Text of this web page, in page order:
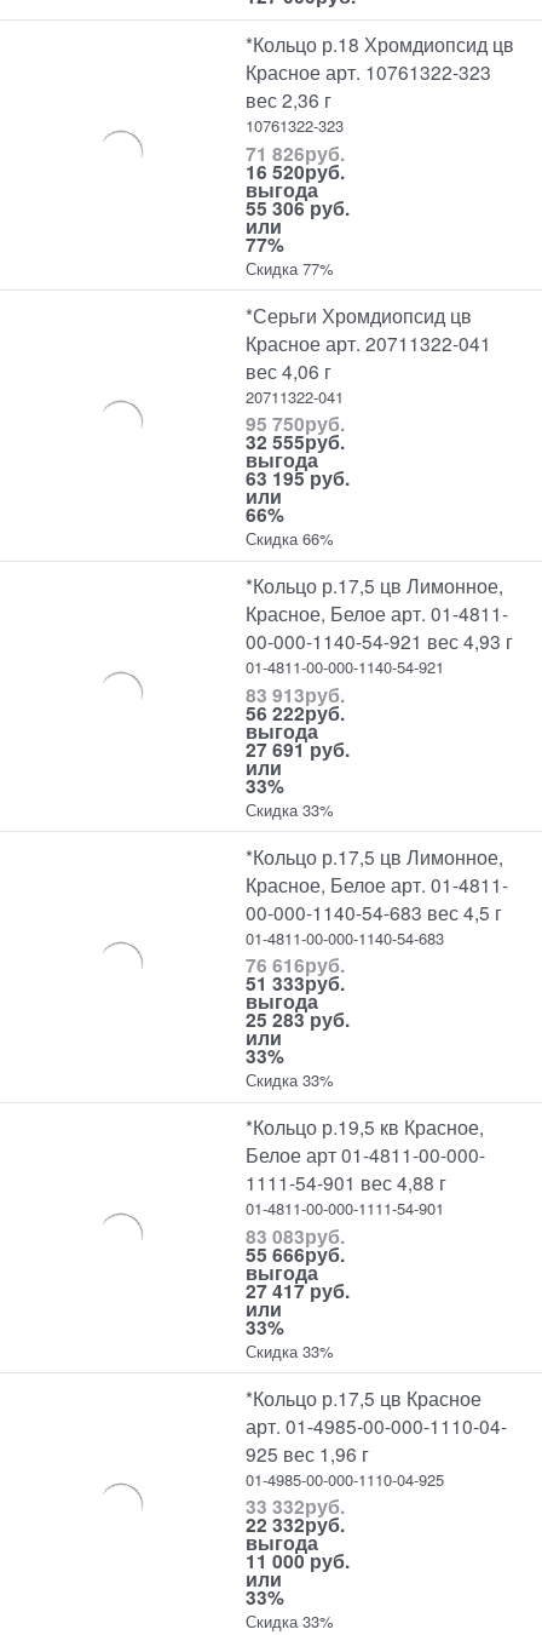
*Кольцо р.18 Хромдиопсид цв
Красное арт. 10761322-323
вес 2,36 г
10761322-323
71 826руб.
16 520руб.
выгода
55 306 руб.
или
77%
Скидка 77%
*Серьги Хромдиопсид цв
Красное арт. 20711322-041
вес 4,06 г
20711322-041
95 750руб.
32 555руб.
выгода
63 195 руб.
или
66%
Скидка 66%
*Кольцо р.17,5 цв Лимонное,
Красное, Белое арт. 01-4811-
00-000-1140-54-921 вес 4,93 г
01-4811-00-000-1140-54-921
83 913руб.
56 222руб.
выгода
27 691 руб.
или
33%
Скидка 33%
*Кольцо р.17,5 цв Лимонное,
Красное, Белое арт. 01-4811-
00-000-1140-54-683 вес 4,5 г
01-4811-00-000-1140-54-683
76 616руб.
51 333руб.
выгода
25 283 руб.
или
33%
Скидка 33%
*Кольцо р.19,5 кв Красное,
Белое арт 01-4811-00-000-
1111-54-901 вес 4,88 г
01-4811-00-000-1111-54-901
83 083руб.
55 666руб.
выгода
27 417 руб.
или
33%
Скидка 33%
*Кольцо р.17,5 цв Красное
арт. 01-4985-00-000-1110-04-
925 вес 1,96 г
01-4985-00-000-1110-04-925
33 332руб.
22 332руб.
выгода
11 000 руб.
или
33%
Скидка 33%